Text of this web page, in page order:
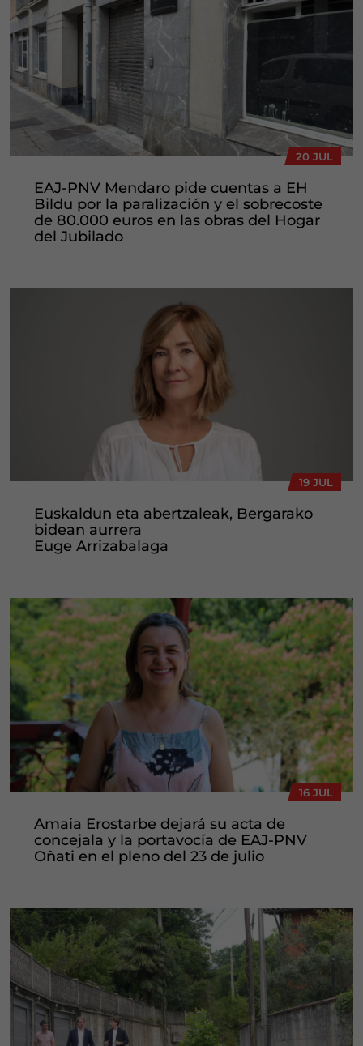
20 JUL
EAJ-PNV Mendaro pide cuentas a EH
Bildu por la paralización y el sobrecoste
de 80.000 euros en las obras del Hogar
del Jubilado
19 JUL
Euskaldun eta abertzaleak, Bergarako
bidean aurrera
Euge Arrizabalaga
16 JUL
Amaia Erostarbe dejará su acta de
concejala y la portavocía de EAJ-PNV
Oñati en el pleno del 23 de julio